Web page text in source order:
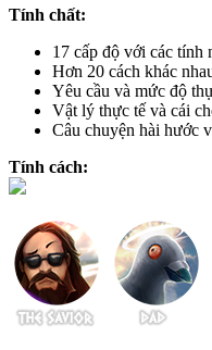
Tính chất:
17 cấp độ với các tính
Hơn 20 cách khác
Yêu cầu và mức độ
Vật lý thực tế và cái
Câu chuyện hài hước
Tính cách: